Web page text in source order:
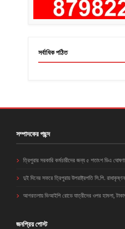
সর্বাধিক পঠিত
সম্পাদকের পছন্দ
ত্রিপুরার সরকারি কর্মচারীদের জন্য ৫ শতাংশ ডিএ
দুই দিনের সফরে ত্রিপুরায় উপরাষ্ট্রপতি সি.পি. রাধাকৃষ্ণন
আগরতলায় ভিআইপি রোডে যাত্রীদের ওপর হামলা,
জনপ্রিয় পোস্ট